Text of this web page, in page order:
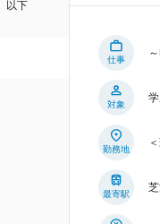
以下
仕事
対象
勤務地
最寄駅